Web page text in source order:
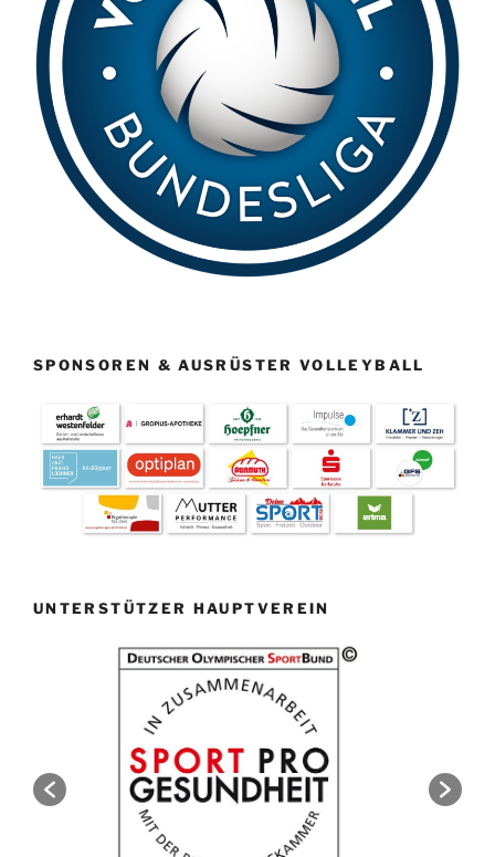
SPONSOREN & AUSRÜSTER VOLLEYBALL
UNTERSTÜTZER HAUPTVEREIN